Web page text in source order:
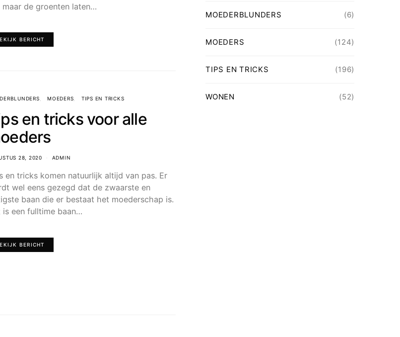
maar de groenten laten…
BERICHT
MOEDERS TIPS EN TRICKS
en tricks voor alle
28, 2020 ADMIN
en tricks komen natuurlijk altijd van pas. Er
wel eens gezegd dat de zwaarste en
baan die er bestaat het moederschap is.
is een fulltime baan…
BERICHT
MOEDERBLUNDERS (6)
MOEDERS (124)
TIPS EN TRICKS (196)
WONEN (52)